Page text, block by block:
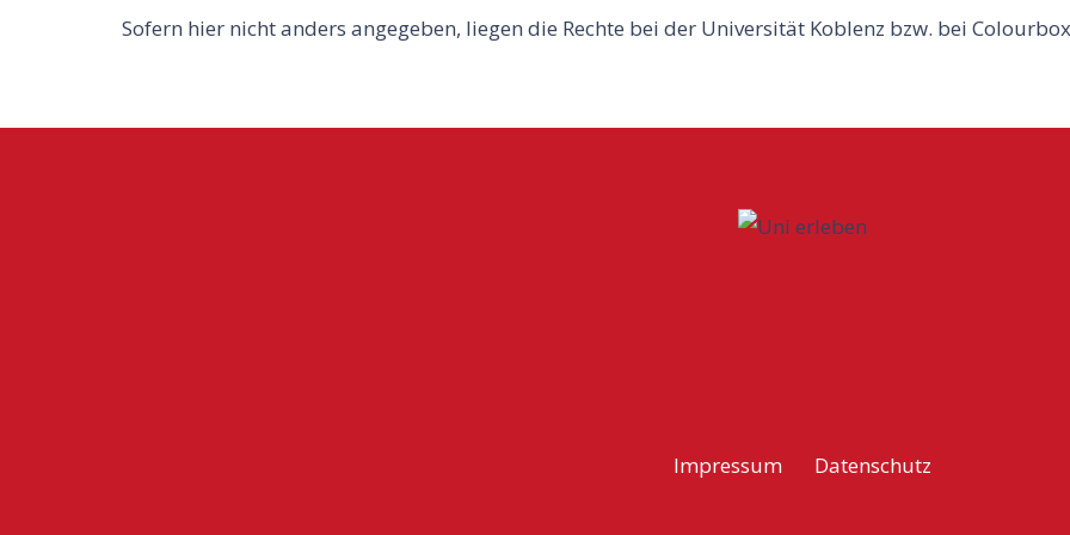
Sofern hier nicht anders angegeben, liegen die Rechte bei der Universität Koblenz bzw. bei
Impressum Datenschutz